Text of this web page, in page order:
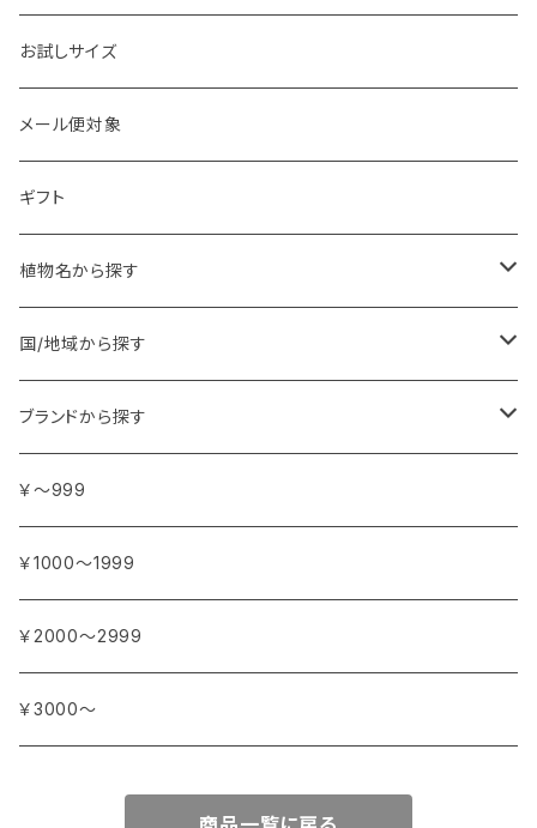
お試しサイズ
メール便対象
ギフト
植物名から探す
ア行
アンジェリカ
イランイラン
カ行
ガーデニア (クチナシ)
カカオ
サ行
シダーウッド
シナモン
タ行
タイム
チェリー
ナ行
ナツメグ
ハ行
国/地域から探す
ヨーロッパ
フランス
イタリア
アフリカ
ブルキナファソ
南アフリカ
アジア
トルコ
シリア
ブランドから探す
アトリエ・ボヌール・ドゥ・ジュール
アンティカ・ドルチェリア・ボナイユート
オウロシカ
カンパニー デュ ミエル
￥～999
￥1000～1999
￥2000～2999
￥3000～